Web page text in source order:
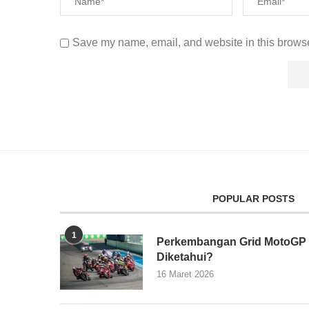
Save my name, email, and website in this
POPULAR POSTS
1
Perkembangan Grid
Diketahui?
16 Maret 2026